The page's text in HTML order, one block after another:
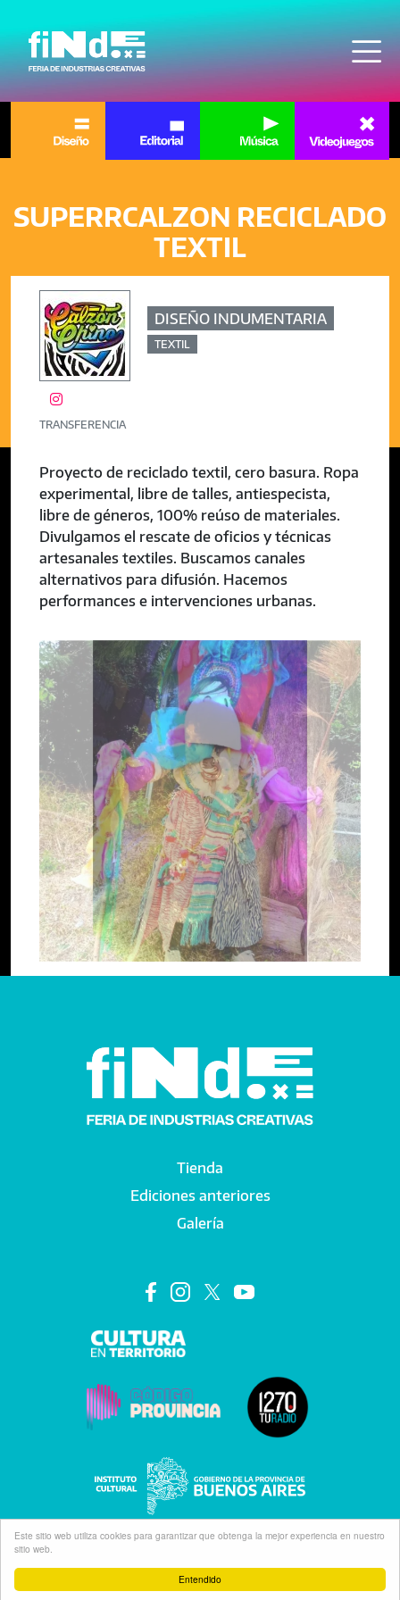
Entendido
Este sitio web utiliza cookies para garantizar que obtenga la mejor experiencia en nuestro
sitio web.
SUPERRCALZON RECICLADO
TEXTIL
DISEÑO INDUMENTARIA
TEXTIL

TRANSFERENCIA
Proyecto de reciclado textil, cero basura. Ropa
experimental, libre de talles, antiespecista,
libre de géneros, 100% reúso de materiales.
Divulgamos el rescate de oficios y técnicas
artesanales textiles. Buscamos canales
alternativos para difusión. Hacemos
performances e intervenciones urbanas.
Tienda
Ediciones anteriores
Galería